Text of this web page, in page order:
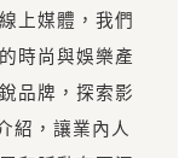
上媒體，我們
時尚與娛樂產
品牌，探索影
紹，讓業內人